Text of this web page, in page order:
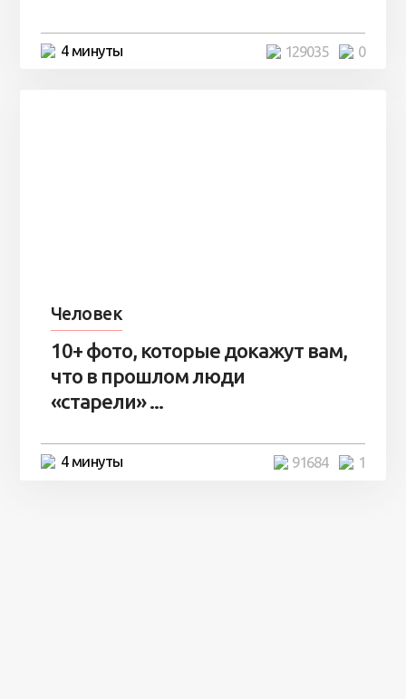
4 минуты 0
129035
Человек
10+ фото, которые докажут вам,
что в прошлом люди
«старели» ...
4 минуты 1
91684